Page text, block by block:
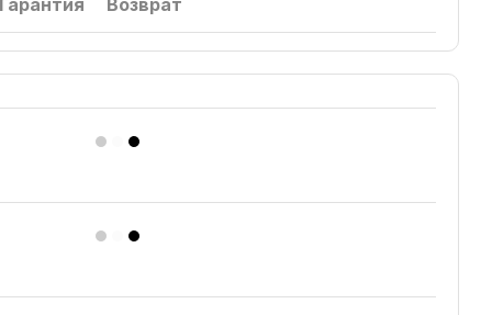
Гарантия Возврат